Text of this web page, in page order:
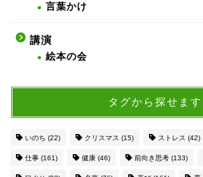
言葉かけ
講演
絵本の会
タグから探せます
いのち (22) クリスマス (15) ストレス (42)
仕事 (161) 健康 (46) 前向き思考 (133)